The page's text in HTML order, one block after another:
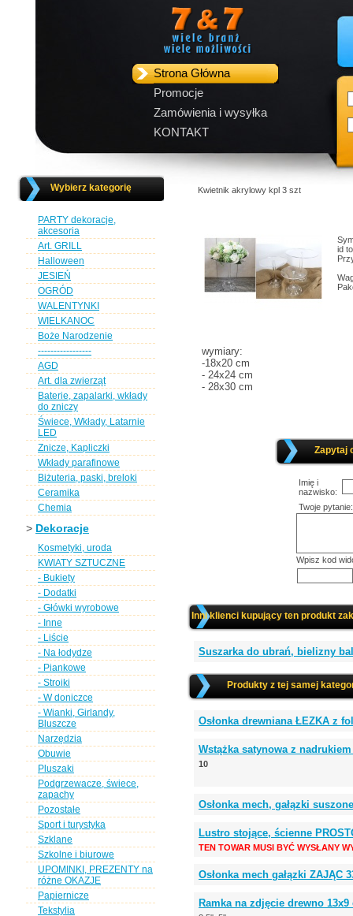
Strona Główna
Promocje
Zamówienia i wysyłka
KONTAKT
Wybierz kategorię
PARTY dekoracje,
akcesoria
Art. GRILL
Halloween
JESIEŃ
OGRÓD
WALENTYNKI
WIELKANOC
Boże Narodzenie
-----------------
AGD
Art. dla zwierząt
Baterie, zapalarki, wkłady
do zniczy
Świece, Wkłady, Latarnie
LED
Znicze, Kapliczki
Wkłady parafinowe
Biżuteria, paski, breloki
Ceramika
Chemia
> Dekoracje
Kosmetyki, uroda
KWIATY SZTUCZNE
- Bukiety
- Dodatki
- Główki wyrobowe
- Inne
- Liście
- Na łodydze
- Piankowe
- Stroiki
- W doniczce
- Wianki, Girlandy,
Bluszcze
Narzędzia
Obuwie
Pluszaki
Podgrzewacze, świece,
zapachy
Pozostałe
Sport i turystyka
Szklane
Szkolne i biurowe
UPOMINKI, PREZENTY na
różne OKAZJE
Papiernicze
Tekstylia
Kwietnik akrylowy kpl 3 szt
id
wymiary:
-18x20 cm
- 24x24 cm
- 28x30 cm
Zapytaj
Imię i
nazwisko:
Twoje pytanie:
Wpisz kod
Inni klienci kupujący ten produkt
Suszarka do ubrań, bielizny
Produkty z tej samej
Osłonka drewniana ŁEZKA z
Wstążka satynowa z
10
Osłonka mech, gałązki
Lustro stojące, ścienne
TEN TOWAR MUSI BYĆ WYSŁANY
Osłonka mech gałązki ZAJĄC
Ramka na zdjęcie drewno 13x9